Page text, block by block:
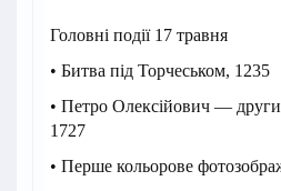
Головні події 17 травня
• Битва під Торчеськом, 1235
• Петро Олексійович —
1727
• Перше кольорове